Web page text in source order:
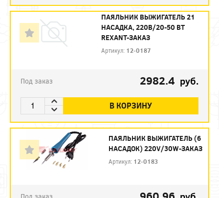
ПАЯЛЬНИК ВЫЖИГАТЕЛЬ 21
НАСАДКА, 220В/20-50 ВТ
REXANT-ЗАКАЗ
Артикул: 12-0187
Под заказ 2982.4 руб.
В КОРЗИНУ
ПАЯЛЬНИК ВЫЖИГАТЕЛЬ (6
НАСАДОК) 220V/30W-ЗАКАЗ
Артикул: 12-0183
Под заказ